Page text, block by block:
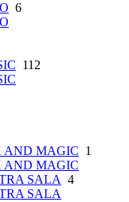
6
112
AND MAGIC 1
AND MAGIC
SALA 4
SALA